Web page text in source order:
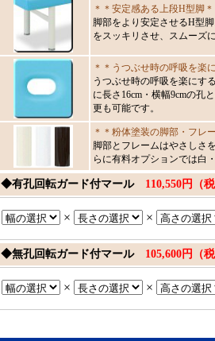
＊＊安定感ある上段H型脚＊
脚部をより安定させるH型
をスッキリさせ、スムーズ
＊＊うつぶせ時の呼吸を楽
うつぶせ時の呼吸を楽にす
に長さ16cm・横幅9cmの孔
更も可能です。
＊＊粉体塗装の脚部・フレ
脚部とフレームはやさしさ
らに有料オプションでは白
◆有孔回転ガード付マール 110,550円（税
× ×
◆無孔回転ガード付マール 105,600円（税
× ×